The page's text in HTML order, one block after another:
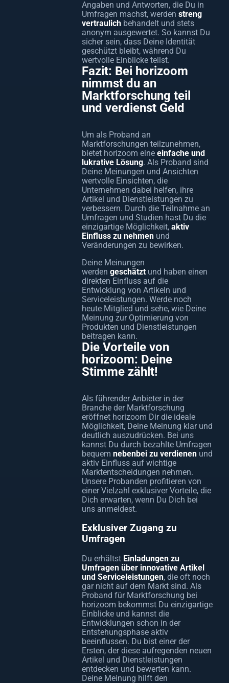
Angaben und Antworten, die Du in
Umfragen machst, werden streng
vertraulich behandelt und stets
anonym ausgewertet. So kannst Du
sicher sein, dass Deine Identität
geschützt bleibt, während Du
wertvolle Einblicke teilst.
Fazit: Bei horizoom
nimmst du an
Marktforschung teil
und verdienst Geld
Um als Proband an
Marktforschungen teilzunehmen,
bietet horizoom eine einfache und
lukrative Lösung. Als Proband sind
Deine Meinungen und Ansichten
wertvolle Einsichten, die
Unternehmen dabei helfen, ihre
Artikel und Dienstleistungen zu
verbessern. Durch die Teilnahme an
Umfragen und Studien hast Du die
einzigartige Möglichkeit, aktiv
Einfluss zu nehmen und
Veränderungen zu bewirken.
Deine Meinungen
werden geschätzt und haben einen
direkten Einfluss auf die
Entwicklung von Artikeln und
Serviceleistungen. Werde noch
heute Mitglied und sehe, wie Deine
Meinung zur Optimierung von
Produkten und Dienstleistungen
beitragen kann.
Die Vorteile von
horizoom: Deine
Stimme zählt!
Als führender Anbieter in der
Branche der Marktforschung
eröffnet horizoom Dir die ideale
Möglichkeit, Deine Meinung klar und
deutlich auszudrücken. Bei uns
kannst Du durch bezahlte Umfragen
bequem nebenbei zu verdienen und
aktiv Einfluss auf wichtige
Marktentscheidungen nehmen.
Unsere Probanden profitieren von
einer Vielzahl exklusiver Vorteile, die
Dich erwarten, wenn Du Dich bei
uns anmeldest.
Exklusiver Zugang zu
Umfragen
Du erhältst Einladungen zu
Umfragen über innovative Artikel
und Serviceleistungen, die oft noch
gar nicht auf dem Markt sind. Als
Proband für Marktforschung bei
horizoom bekommst Du einzigartige
Einblicke und kannst die
Entwicklungen schon in der
Entstehungsphase aktiv
beeinflussen. Du bist einer der
Ersten, der diese aufregenden neuen
Artikel und Dienstleistungen
entdecken und bewerten kann.
Deine Meinung hilft den